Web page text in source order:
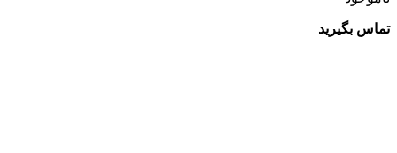
تماس بگیرید